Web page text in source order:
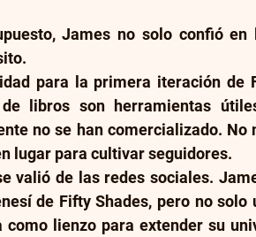
James no solo confió
para la primera iteración de
de libros son herramientas
no se han comercializado.
lugar para cultivar seguidores.
valió de las redes sociales.
de Fifty Shades, pero no solo
como lienzo para extender su